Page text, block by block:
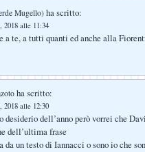
Mugello) ha scritto:
2018 alle 11:34
a te, a tutti quanti ed anche alla
ha scritto:
2018 alle 12:30
desiderio dell’anno però vorrei che
dell’ultima frase
da un testo di Iannacci o sono io che